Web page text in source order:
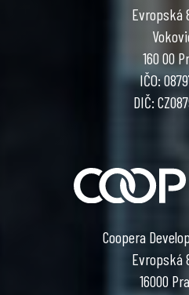
Evropská
160 00
IČO:
DIČ:
Coopera
Evropská
16000